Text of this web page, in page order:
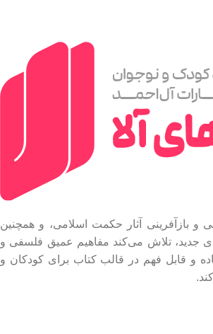
و بازآفرینی آثار حکمت اسلامی، و همچنین
جدید، تلاش می‌کند مفاهیم عمیق فلسفی و
و قابل فهم در قالب کتاب برای کودکان و